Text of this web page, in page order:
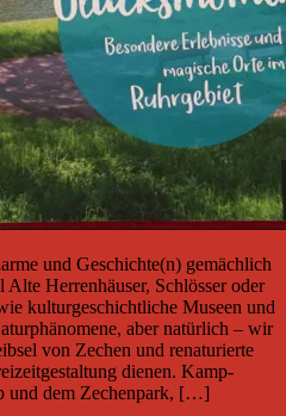
und Geschichte(n) gemächlich
Herrenhäuser, Schlösser oder
kulturgeschichtliche Museen und
aber natürlich – wir
von Zechen und renaturierte
dienen. Kamp-
und dem Zechenpark, […]